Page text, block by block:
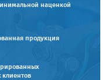
наценкой
продукция
клиентов